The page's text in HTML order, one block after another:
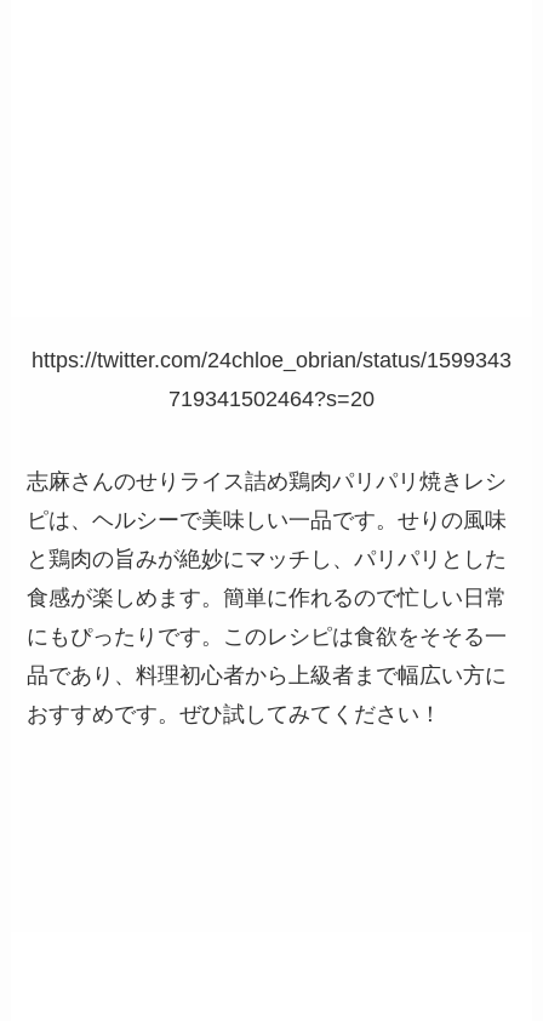
https://twitter.com/24chloe_obrian/status/1599343
719341502464?s=20
志麻さんのせりライス詰め鶏肉パリパリ焼きレシ
ピは、ヘルシーで美味しい一品です。せりの風味
と鶏肉の旨みが絶妙にマッチし、パリパリとした
食感が楽しめます。簡単に作れるので忙しい日常
にもぴったりです。このレシピは食欲をそそる一
品であり、料理初心者から上級者まで幅広い方に
おすすめです。ぜひ試してみてください！